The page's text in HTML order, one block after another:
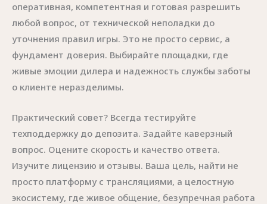
оперативная, компетентная и готовая разрешить
любой вопрос, от технической неполадки до
уточнения правил игры. Это не просто сервис, а
фундамент доверия. Выбирайте площадки, где
живые эмоции дилера и надежность службы заботы
о клиенте неразделимы.
Практический совет? Всегда тестируйте
техподдержку до депозита. Задайте каверзный
вопрос. Оцените скорость и качество ответа.
Изучите лицензию и отзывы. Ваша цель, найти не
просто платформу с трансляциями, а целостную
экосистему, где живое общение, безупречная работа